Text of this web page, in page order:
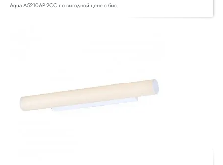
Aqua A5210AP-2CC по выгодной цене с быс..